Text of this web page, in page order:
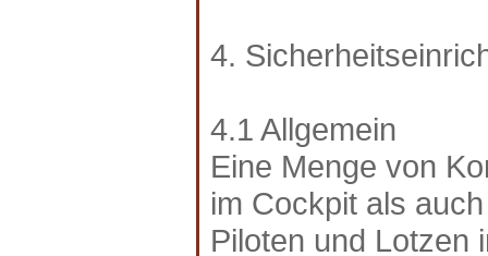
4.
4.1 Allgemein
Eine Menge von
im Cockpit als
Piloten und Lotzen